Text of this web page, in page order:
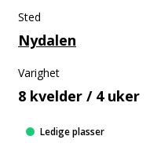
Sted
Nydalen
Varighet
8 kvelder / 4 uker
Ledige plasser